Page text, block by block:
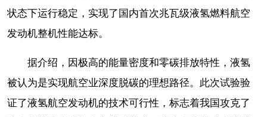
状态下运行稳定，实现了国内首次兆瓦级液氢燃料航空
发动机整机性能达标。
据介绍，因极高的能量密度和零碳排放特性，液氢
被认为是实现航空业深度脱碳的理想路径。此次试验验
证了液氢航空发动机的技术可行性，标志着我国攻克了